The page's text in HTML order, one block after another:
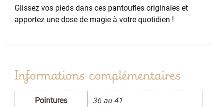
Glissez vos pieds dans ces pantoufles originales et
apportez une dose de magie à votre quotidien !
Informations complémentaires
Pointures 36 au 41